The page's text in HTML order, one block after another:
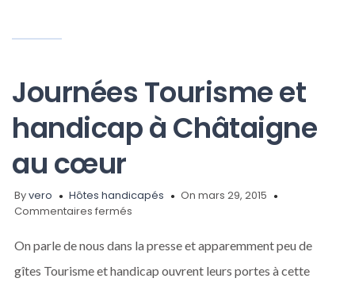
Journées Tourisme et
handicap à Châtaigne
au cœur
Byvero Hôtes handicapés
On mars 29, 2015
Commentaires fermés
Tourisme
handicap
On parle de nous dans la presse et apparemment peu de
gîtes Tourisme et handicap ouvrent leurs portes à cette